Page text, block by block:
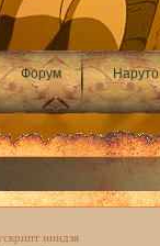
Форум Наруто
ниндзя